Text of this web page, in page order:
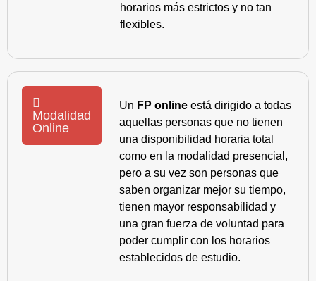
horarios más estrictos y no tan
flexibles.
Modalidad
Online
Un FP online está dirigido a todas
aquellas personas que no tienen
una disponibilidad horaria total
como en la modalidad presencial,
pero a su vez son personas que
saben organizar mejor su tiempo,
tienen mayor responsabilidad y
una gran fuerza de voluntad para
poder cumplir con los horarios
establecidos de estudio.